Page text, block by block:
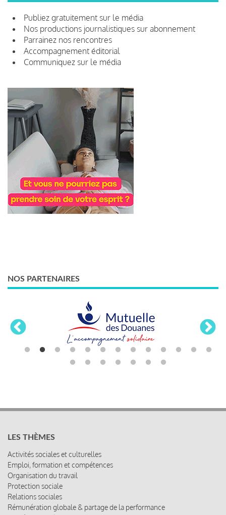
Publiez gratuitement sur le média
Nos productions journalistiques sur abonnement
Parrainez nos rencontres
Accompagnement éditorial
Communiquez sur le média
NOS PARTENAIRES
LES THÈMES
Activités sociales et culturelles
Emploi, formation et compétences
Organisation du travail
Protection sociale
Relations sociales
Rémunération globale & partage de la performance